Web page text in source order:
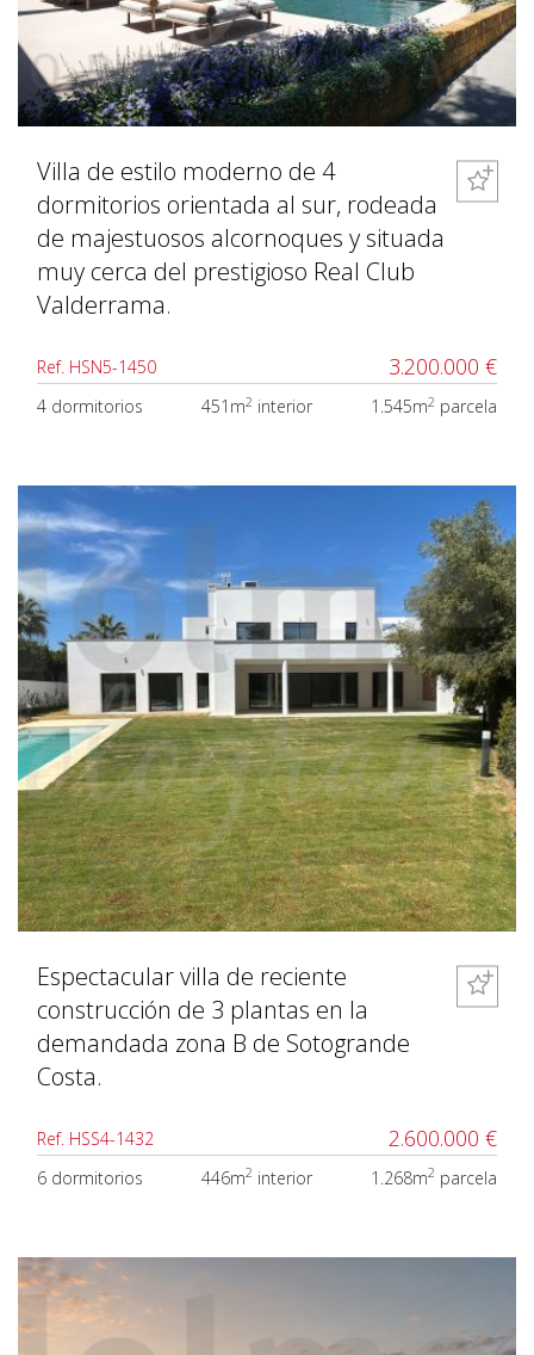
Villa de estilo moderno de 4
dormitorios orientada al sur, rodeada
de majestuosos alcornoques y situada
muy cerca del prestigioso Real Club
Valderrama.
Ref. HSN5-1450 3.200.000 €
4 dormitorios 451m2 interior 1.545m2 parcela
Espectacular villa de reciente
construcción de 3 plantas en la
demandada zona B de Sotogrande
Costa.
Ref. HSS4-1432 2.600.000 €
6 dormitorios 446m2 interior 1.268m2 parcela